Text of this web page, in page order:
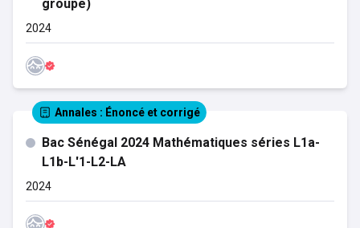
groupe)
2024
Annales : Énoncé et corrigé
Bac Sénégal 2024 Mathématiques séries L1a-
L1b-L'1-L2-LA
2024